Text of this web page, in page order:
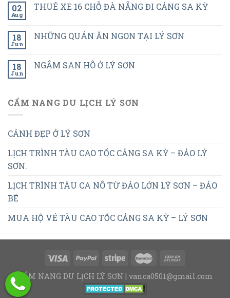
02
Aug
THUÊ XE 16 CHỖ ĐÀ NẴNG ĐI CẢNG SA KỲ
18
Jun
NHỮNG QUÁN ĂN NGON TẠI LÝ SƠN
18
Jun
NGẮM SAN HÔ Ở LÝ SƠN
CẨM NANG DU LỊCH LÝ SƠN
CẢNH ĐẸP Ở LÝ SƠN
LỊCH TRÌNH TÀU CAO TỐC CẢNG SA KỲ – ĐẢO LÝ
SƠN.
LỊCH TRÌNH TÀU CA NÔ TỪ ĐẢO LỚN LÝ SƠN – ĐẢO
BÉ
MUA HỘ VÉ TÀU CAO TỐC CẢNG SA KỲ – LÝ SƠN
CẨM NANG DU LỊCH LÝ SƠN | vanca0501@gmail.com